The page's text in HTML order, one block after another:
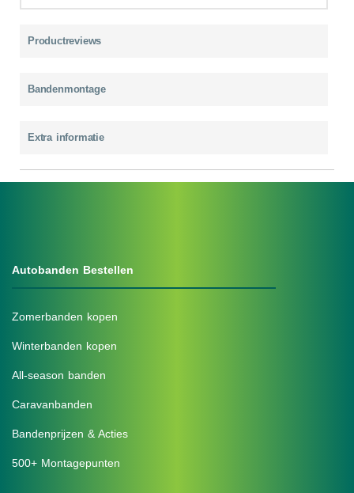
Productreviews
Bandenmontage
Extra informatie
Autobanden Bestellen
Zomerbanden kopen
Winterbanden kopen
All-season banden
Caravanbanden
Bandenprijzen & Acties
500+ Montagepunten